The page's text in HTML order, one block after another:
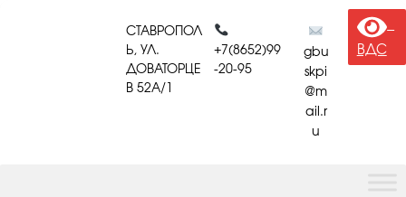
СТАВРОПОЛ
Ь, УЛ.
ДОВАТОРЦЕ
В 52A/1
+7(8652)99
-20-95
gbu
skpi
@m
ail.r
u
ВДС